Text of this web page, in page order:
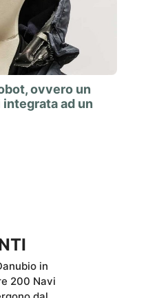
ovvero un
ad un
in
200 Navi